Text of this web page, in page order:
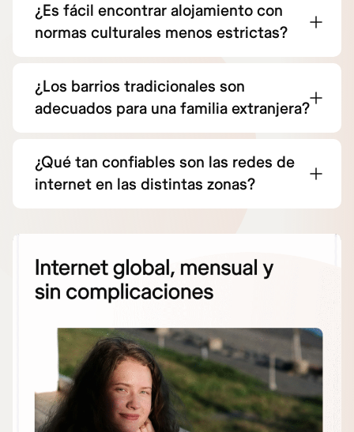
¿Es fácil encontrar alojamiento con
normas culturales menos estrictas?
¿Los barrios tradicionales son
adecuados para una familia extranjera?
¿Qué tan confiables son las redes de
internet en las distintas zonas?